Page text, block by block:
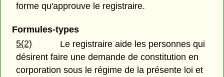
forme qu'approuve le registraire.
Formules-types
5(2)
Le registraire aide les personnes qui
désirent faire une demande de constitution en
corporation sous le régime de la présente loi et